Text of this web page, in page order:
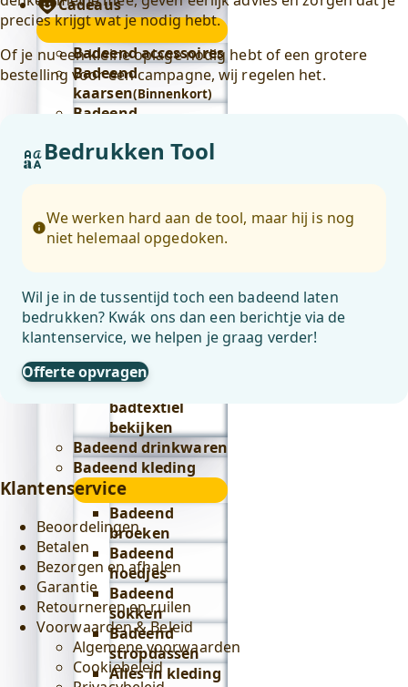
Cadeaus
Cadeaus
submenu
Badeend accessoires
Badeend
kaarsen(Binnenkort)
Badeend
Badeend knuffels
sleutelhangers
Alles in cadeaus
Lifestyle
submenu
Badeend badtextiel
submenu
Badjassen
Alles in
badtextiel
bekijken
Badeend drinkwaren
Badeend kleding
Badeend
broeken
Badeend
hoedjes
Badeend
sokken
Badeend
stropdassen
Alles in kleding
precies krijgt wat je nodig hebt.
Of je nu een kleine oplage nodig hebt of een grotere
bestelling voor een campagne, wij regelen het.
Bedrukken Tool
We werken hard aan de tool, maar hij is nog
niet helemaal opgedoken.
Wil je in de tussentijd toch een badeend laten
bedrukken? Kwák ons dan een berichtje via de
klantenservice, we helpen je graag verder!
Offerte opvragen
Klantenservice
Beoordelingen
Betalen
Bezorgen en afhalen
Garantie
Retourneren en ruilen
Voorwaarden & Beleid
Algemene voorwaarden
Cookiebeleid